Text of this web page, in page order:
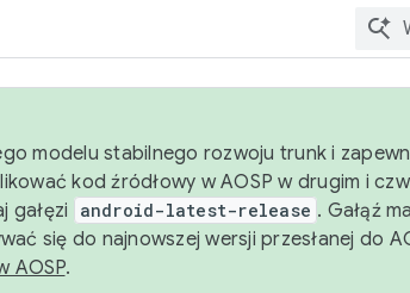
modelu stabilnego rozwoju trunk i
kod źródłowy w AOSP w drugim i
gałęzi
android-latest-release . Gałąź
się do najnowszej wersji przesłanej do
AOSP.